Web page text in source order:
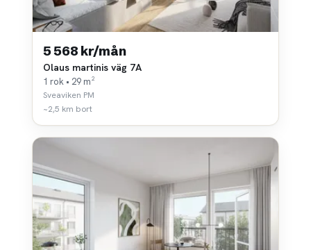
5 568 kr/mån
Olaus martinis väg 7A
1 rok • 29 m²
Sveaviken PM
~2,5 km bort